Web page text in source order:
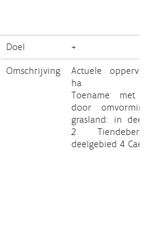
Doel
+
Omschrijving
Actuele
ha
Toename met
door omvorming
grasland: in
2
deelgebied 4